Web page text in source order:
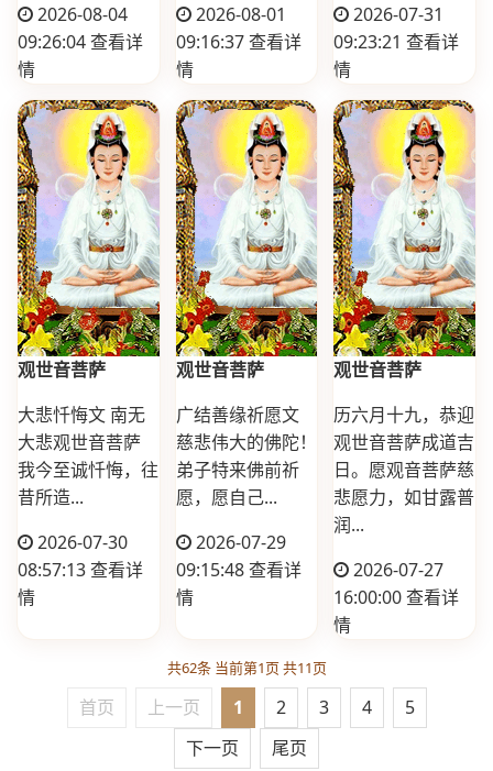
2026-08-04
09:26:04查看详
情
2026-08-01
09:16:37查看详
情
2026-07-31
09:23:21 查看详
情
观世音菩萨
大悲忏悔文 南无
大悲观世音菩萨
我今至诚忏悔，往
昔所造...
2026-07-30
08:57:13查看详
情
观世音菩萨
广结善缘祈愿文
慈悲伟大的佛陀！
弟子特来佛前祈
愿，愿自己...
2026-07-29
09:15:48查看详
情
观世音菩萨
历六月十九，恭迎
观世音菩萨成道吉
日。愿观音菩萨慈
悲愿力，如甘露普
润...
2026-07-27
16:00:00查看详
情
共62条 当前第1页 共11页
首页 上一页 1 2 3 4
5
下一页
尾页